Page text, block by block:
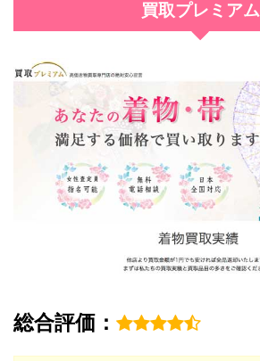
買取プレミアム
総合評価：